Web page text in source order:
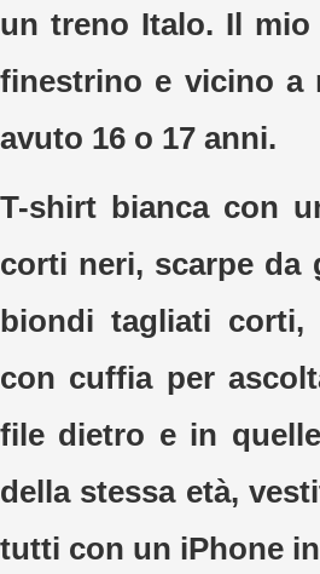
un treno Italo. Il mio
finestrino e vicino a
avuto 16 o 17 anni.
T-shirt bianca con
corti neri, scarpe da
biondi tagliati corti,
con cuffia per
file dietro e in
della stessa età,
tutti con un iPhone